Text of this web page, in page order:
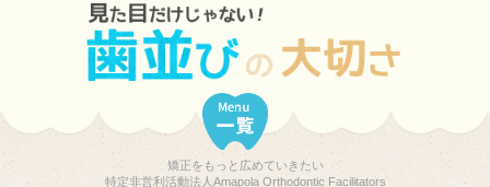
矯正をもっと広めていきたい
特定非営利活動法人Amapola Orthodontic Facilitators